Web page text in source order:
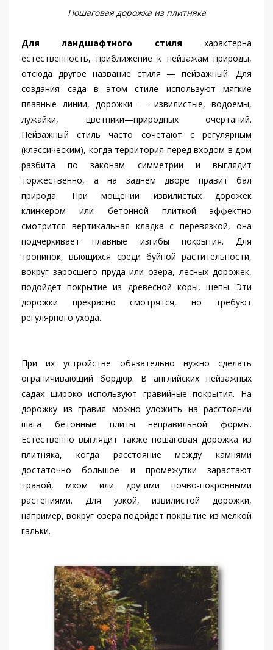
Пошаговая дорожка из плитняка
Для ландшафтного стиля характерна
естественность, приближение к пейзажам природы,
отсюда другое название стиля — пейзажный. Для
создания сада в этом стиле используют мягкие
плавные линии, дорожки — извилистые, водоемы,
лужайки, цветники—природных очертаний.
Пейзажный стиль часто сочетают с регулярным
(классическим), когда территория перед входом в дом
разбита по законам симметрии и выглядит
торжественно, а на заднем дворе правит бал
природа. При мощении извилистых дорожек
клинкером или бетонной плиткой эффектно
смотрится вертикальная кладка с перевязкой, она
подчеркивает плавные изгибы покрытия. Для
тропинок, вьющихся среди буйной растительности,
вокруг заросшего пруда или озера, лесных дорожек,
подойдет покрытие из древесной коры, щепы. Эти
дорожки прекрасно смотрятся, но требуют
регулярного ухода.
При их устройстве обязательно нужно сделать
ограничивающий бордюр. В английских пейзажных
садах широко используют гравийные покрытия. На
дорожку из гравия можно уложить на расстоянии
шага бетонные плиты неправильной формы.
Естественно выглядит также пошаговая дорожка из
плитняка, когда расстояние между камнями
достаточно большое и промежутки зарастают
травой, мхом или другими почво-покровными
растениями. Для узкой, извилистой дорожки,
например, вокруг озера подойдет покрытие из мелкой
гальки.